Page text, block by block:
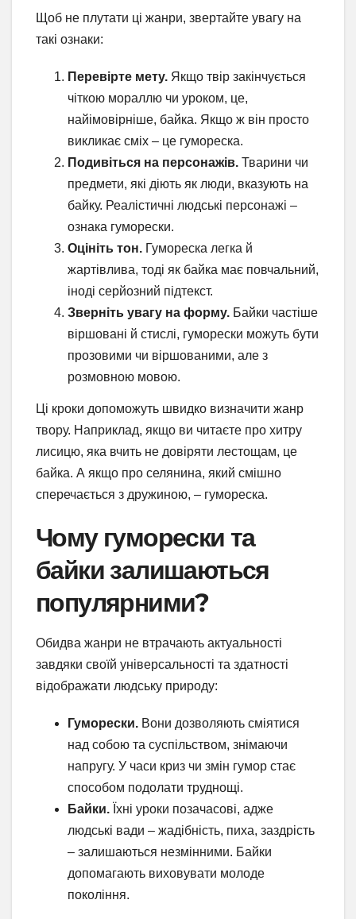
Щоб не плутати ці жанри, звертайте увагу на
такі ознаки:
Перевірте мету. Якщо твір закінчується
чіткою мораллю чи уроком, це,
найімовірніше, байка. Якщо ж він просто
викликає сміх – це гумореска.
Подивіться на персонажів. Тварини чи
предмети, які діють як люди, вказують на
байку. Реалістичні людські персонажі –
ознака гуморески.
Оцініть тон. Гумореска легка й
жартівлива, тоді як байка має повчальний,
іноді серйозний підтекст.
Зверніть увагу на форму. Байки частіше
віршовані й стислі, гуморески можуть бути
прозовими чи віршованими, але з
розмовною мовою.
Ці кроки допоможуть швидко визначити жанр
твору. Наприклад, якщо ви читаєте про хитру
лисицю, яка вчить не довіряти лестощам, це
байка. А якщо про селянина, який смішно
сперечається з дружиною, – гумореска.
Чому гуморески та
байки залишаються
популярними?
Обидва жанри не втрачають актуальності
завдяки своїй універсальності та здатності
відображати людську природу:
Гуморески. Вони дозволяють сміятися
над собою та суспільством, знімаючи
напругу. У часи криз чи змін гумор стає
способом подолати труднощі.
Байки. Їхні уроки позачасові, адже
людські вади – жадібність, пиха, заздрість
– залишаються незмінними. Байки
допомагають виховувати молоде
покоління.